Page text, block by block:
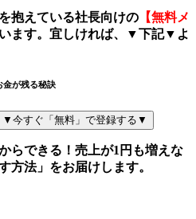
抱えている社長向けの 【無料メ
ます。宜しければ、 ▼下記▼ よ
金が残る秘訣
▼今すぐ「無料」で登録する▼
らできる！売上が1円も増えな
方法」をお届けします。